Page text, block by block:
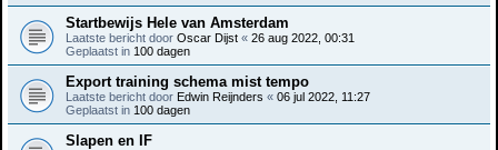
Startbewijs Hele van Amsterdam
Laatste bericht door Oscar Dijst « 26 aug 2022, 00:31
Geplaatst in 100 dagen
Export training schema mist tempo
Laatste bericht door Edwin Reijnders « 06 jul 2022, 11:27
Geplaatst in 100 dagen
Slapen en IF